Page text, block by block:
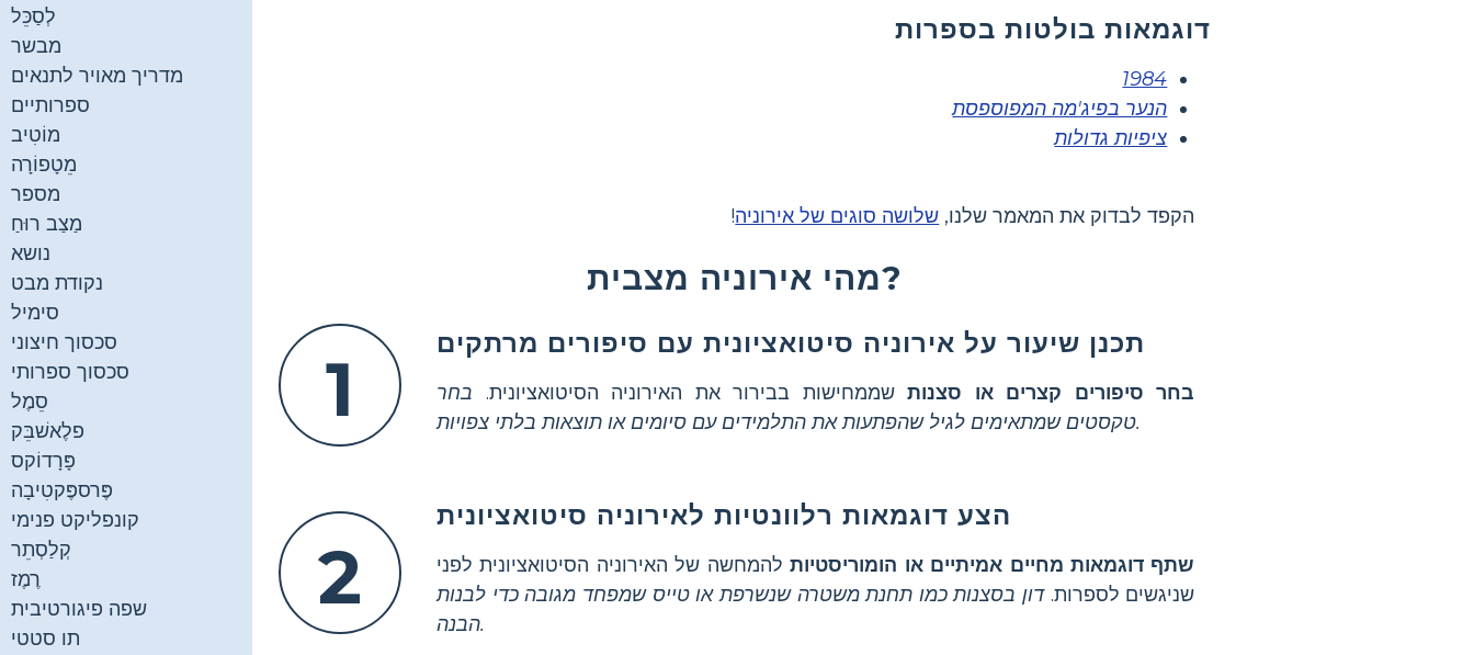
לְסַכֵּל
מבשר
מדריך מאויר לתנאים
ספרותיים
מוֹטִיב
מֵטָפוֹרָה
מספר
מַצַב רוּחַ
נושא
נקודת מבט
סימיל
סכסוך חיצוני
סכסוך ספרותי
סֵמֶל
פלֶאשׁבֵּק
פָּרָדוֹקס
פֶּרספֶּקטִיבָה
קונפליקט פנימי
קְלַסְתֵר
רֶמֶז
שפה פיגורטיבית
תו סטטי
דוגמאות בולטות בספרות
1984
הנער בפיג'מה המפוספסת
ציפיות גדולות
הקפד לבדוק את המאמר שלנו, שלושה סוגים של אירוניה!
מהי אירוניה מצבית?
1
תכנן שיעור על אירוניה סיטואציונית עם סיפורים מרתקים
בחר סיפורים קצרים או סצנותשממחישות בבירור את האירוניה הסיטואציונית. בחר
טקסטים שמתאימים לגיל שהפתעות את התלמידים עם סיומים או תוצאות בלתי צפויות.
2
הצע דוגמאות רלוונטיות לאירוניה סיטואציונית
שתף דוגמאות מחיים אמיתיים או הומוריסטיותלהמחשה של האירוניה הסיטואציונית לפני
שניגשים לספרות.דון בסצנות כמו תחנת משטרה שנשרפת או טייס שמפחד מגובה כדי לבנות
הבנה.